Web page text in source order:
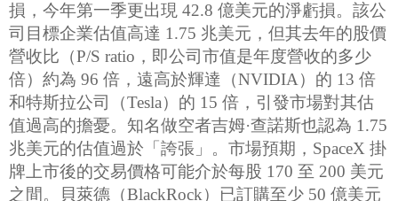
損，今年第一季更出現 42.8 億美元的淨虧損。該公
司目標企業估值高達 1.75 兆美元，但其去年的股價
營收比（P/S ratio，即公司市值是年度營收的多少
倍）約為 96 倍，遠高於輝達（NVIDIA）的 13 倍
和特斯拉公司（Tesla）的 15 倍，引發市場對其估
值過高的擔憂。知名做空者吉姆·查諾斯也認為 1.75
兆美元的估值過於「誇張」。市場預期，SpaceX 掛
牌上市後的交易價格可能介於每股 170 至 200 美元
之間。貝萊德（BlackRock）已訂購至少 50 億美元